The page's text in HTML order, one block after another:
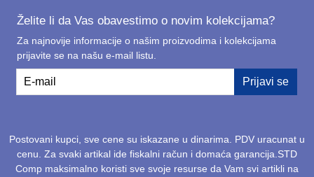
Želite li da Vas obavestimo o novim kolekcijama?
Za najnovije informacije o našim proizvodima i kolekcijama
prijavite se na našu e-mail listu.
E-mail
Prijavi se
Postovani kupci, sve cene su iskazane u dinarima. PDV uracunat u
cenu. Za svaki artikal ide fiskalni račun i domaća garancija.STD
Comp maksimalno koristi sve svoje resurse da Vam svi artikli na